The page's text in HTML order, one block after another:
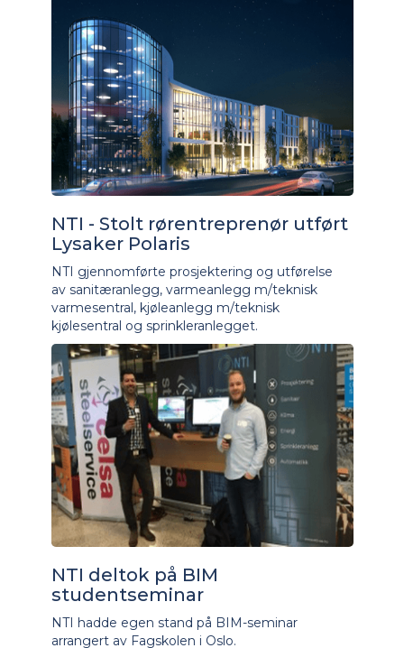
NTI - Stolt rørentreprenør utført
Lysaker Polaris
NTI gjennomførte prosjektering og utførelse
av sanitæranlegg, varmeanlegg m/teknisk
varmesentral, kjøleanlegg m/teknisk
kjølesentral og sprinkleranlegget.
NTI deltok på BIM
studentseminar
NTI hadde egen stand på BIM-seminar
arrangert av Fagskolen i Oslo.